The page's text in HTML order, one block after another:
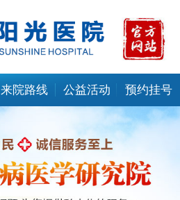
来院路线 公益活动 预约挂号